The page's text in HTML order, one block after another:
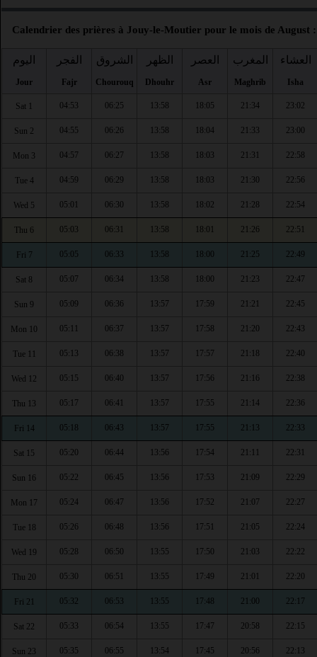
Calendrier des prières à Jouy-le-Moutier pour le mois de August :
اليوم
Jour
الفجر
Fajr
الشروق
Chourouq
الظهر
Dhouhr
العصر
Asr
المغرب
Maghrib
العشاء
Isha
Sat 1 04:53 06:25 13:58 18:05 21:34 23:02
Sun 2 04:55 06:26 13:58 18:04 21:33 23:00
Mon 3 04:57 06:27 13:58 18:03 21:31 22:58
Tue 4 04:59 06:29 13:58 18:03 21:30 22:56
Wed 5 05:01 06:30 13:58 18:02 21:28 22:54
Thu 6 05:03 06:31 13:58 18:01 21:26 22:51
Fri 7 05:05 06:33 13:58 18:00 21:25 22:49
Sat 8 05:07 06:34 13:58 18:00 21:23 22:47
Sun 9 05:09 06:36 13:57 17:59 21:21 22:45
Mon 10 05:11 06:37 13:57 17:58 21:20 22:43
Tue 11 05:13 06:38 13:57 17:57 21:18 22:40
Wed 12 05:15 06:40 13:57 17:56 21:16 22:38
Thu 13 05:17 06:41 13:57 17:55 21:14 22:36
Fri 14 05:18 06:43 13:57 17:55 21:13 22:33
Sat 15 05:20 06:44 13:56 17:54 21:11 22:31
Sun 16 05:22 06:45 13:56 17:53 21:09 22:29
Mon 17 05:24 06:47 13:56 17:52 21:07 22:27
Tue 18 05:26 06:48 13:56 17:51 21:05 22:24
Wed 19 05:28 06:50 13:55 17:50 21:03 22:22
Thu 20 05:30 06:51 13:55 17:49 21:01 22:20
Fri 21 05:32 06:53 13:55 17:48 21:00 22:17
Sat 22 05:33 06:54 13:55 17:47 20:58 22:15
Sun 23 05:35 06:55 13:54 17:45 20:56 22:13